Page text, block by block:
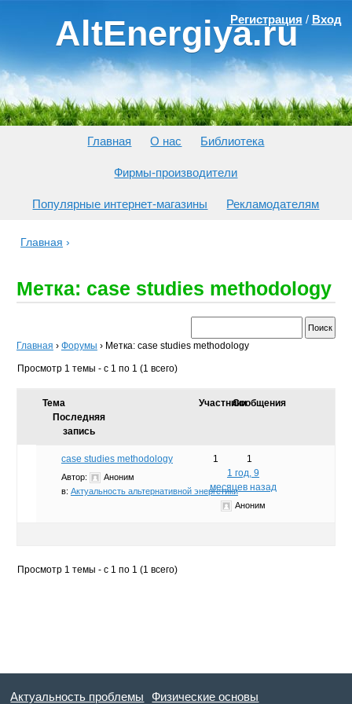
AltEnergiya.ru
Регистрация / Вход
Главная О нас Библиотека
Фирмы-производители
Популярные интернет-магазины Рекламодателям
Главная ›
Метка: case studies methodology
Главная › Форумы › Метка: case studies methodology
Просмотр 1 темы - с 1 по 1 (1 всего)
Тема УчастникиСообщения
Последняя
запись
case studies methodology
Автор:
Аноним
в: Актуальность альтернативной энергетики
1
1
1 год, 9
месяцев назад
Аноним
Просмотр 1 темы - с 1 по 1 (1 всего)
Актуальность проблемы Физические основы